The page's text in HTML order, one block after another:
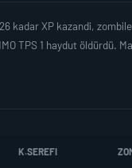
kadar XP kazandi,
TPS 1 haydut
K.SEREFI